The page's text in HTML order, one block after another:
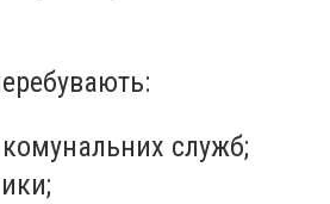
служб;